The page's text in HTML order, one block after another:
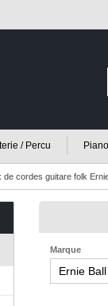
/ Percu
de cordes guitare folk
Marque